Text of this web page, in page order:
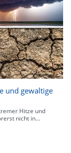
und gewaltige
Hitze und
nicht in...